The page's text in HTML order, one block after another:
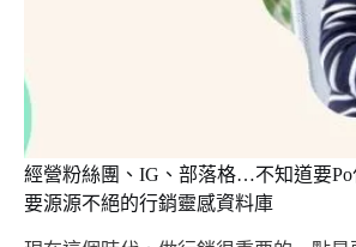
經營粉絲團、IG、部落格…不知道要Po
要源源不絕的行銷靈感資料庫